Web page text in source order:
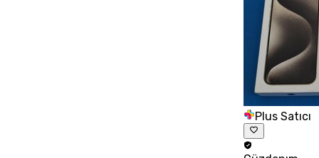
Plus Satıcı